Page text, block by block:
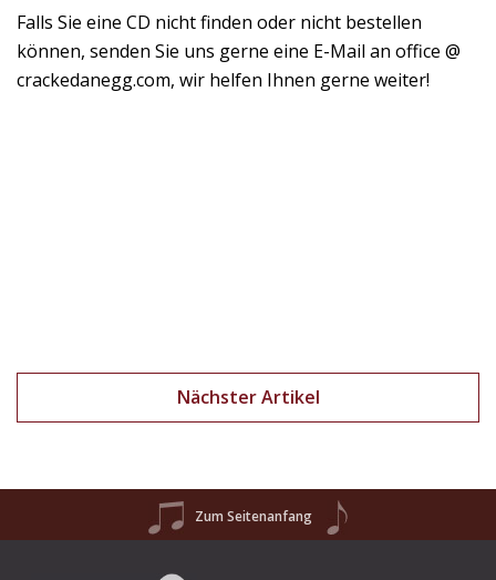
Falls Sie eine CD nicht finden oder nicht bestellen
können, senden Sie uns gerne eine E-Mail an office @
crackedanegg.com, wir helfen Ihnen gerne weiter!
Nächster Artikel
Zum Seitenanfang